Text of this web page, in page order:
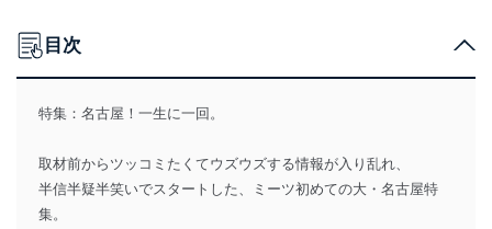
目次
特集：名古屋！一生に一回。
取材前からツッコミたくてウズウズする情報が入り乱れ、
半信半疑半笑いでスタートした、ミーツ初めての大・名古屋特
集。